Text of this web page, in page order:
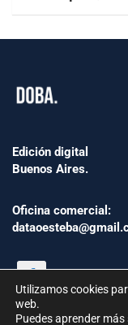
Edición digital
Buenos Aires.
Oficina comercial:
Utilizamos cookies
web.
Puedes aprender